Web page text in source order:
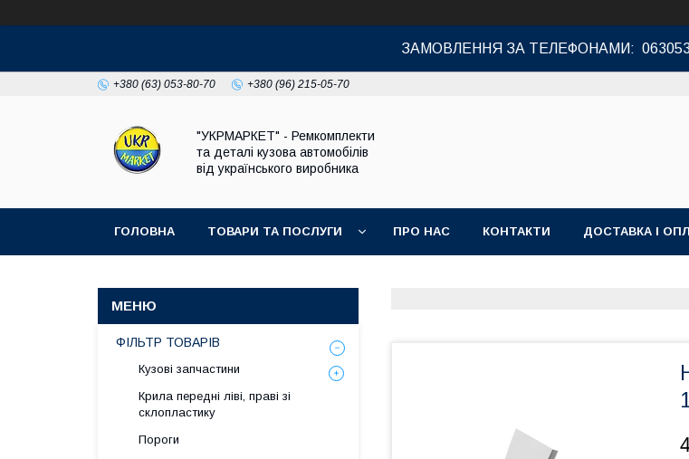
ЗАМОВЛЕННЯ ЗА ТЕЛЕФОНАМИ:
+380 (63) 053-80-70 +380 (96) 215-05-70
"УКРМАРКЕТ" - Ремкомплекти
та деталі кузова автомобілів
від українського виробника
ГОЛОВНА ТОВАРИ ТА ПОСЛУГИ ПРО НАС КОНТАКТИ ДОСТАВКА І
ФІЛЬТР ТОВАРІВ
Кузові запчастини
Крила передні ліві, праві зі
склопластику
Пороги